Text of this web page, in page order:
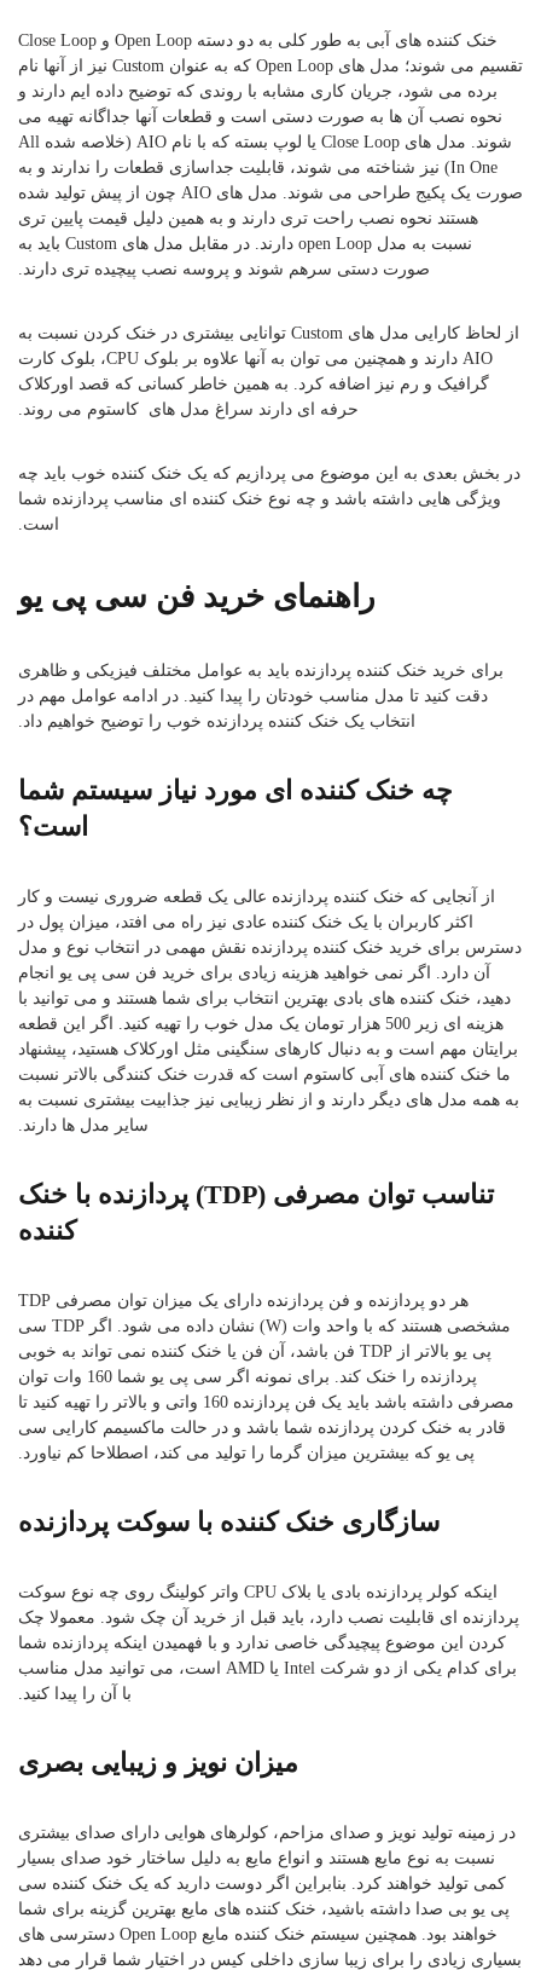
خنک کننده های آبی به طور کلی به دو دسته Open Loop و Close Loop
تقسیم می شوند؛ مدل های Open Loop که به عنوان Custom نیز از آنها نام
برده می شود، جریان کاری مشابه با روندی که توضیح داده ایم دارند و
نحوه نصب آن ها به صورت دستی است و قطعات آنها جداگانه تهیه می
شوند. مدل های Close Loop یا لوپ بسته که با نام AIO (خلاصه شده All
In One) نیز شناخته می شوند، قابلیت جداسازی قطعات را ندارند و به
صورت یک پکیج طراحی می شوند. مدل های AIO چون از پیش تولید شده
هستند نحوه نصب راحت تری دارند و به همین دلیل قیمت پایین تری
نسبت به مدل open Loop دارند. در مقابل مدل های Custom باید به
صورت دستی سرهم شوند و پروسه نصب پیچیده تری دارند.
از لحاظ کارایی مدل های Custom توانایی بیشتری در خنک کردن نسبت به
AIO دارند و همچنین می توان به آنها علاوه بر بلوک CPU، بلوک کارت
گرافیک و رم نیز اضافه کرد. به همین خاطر کسانی که قصد اورکلاک
حرفه ای دارند سراغ مدل های کاستوم می روند.
در بخش بعدی به این موضوع می پردازیم که یک خنک کننده خوب باید چه
ویژگی هایی داشته باشد و چه نوع خنک کننده ای مناسب پردازنده شما
است.
راهنمای خرید فن سی پی یو
برای خرید خنک کننده پردازنده باید به عوامل مختلف فیزیکی و ظاهری
دقت کنید تا مدل مناسب خودتان را پیدا کنید. در ادامه عوامل مهم در
انتخاب یک خنک کننده پردازنده خوب را توضیح خواهیم داد.
چه خنک کننده ای مورد نیاز سیستم شما
است؟
از آنجایی که خنک کننده پردازنده عالی یک قطعه ضروری نیست و کار
اکثر کاربران با یک خنک کننده عادی نیز راه می افتد، میزان پول در
دسترس برای خرید خنک کننده پردازنده نقش مهمی در انتخاب نوع و مدل
آن دارد. اگر نمی خواهید هزینه زیادی برای خرید فن سی پی یو انجام
دهید، خنک کننده های بادی بهترین انتخاب برای شما هستند و می توانید با
هزینه ای زیر 500 هزار تومان یک مدل خوب را تهیه کنید. اگر این قطعه
برایتان مهم است و به دنبال کارهای سنگینی مثل اورکلاک هستید، پیشنهاد
ما خنک کننده های آبی کاستوم است که قدرت خنک کنندگی بالاتر نسبت
به همه مدل های دیگر دارند و از نظر زیبایی نیز جذابیت بیشتری نسبت به
سایر مدل ها دارند.
تناسب توان مصرفی (TDP) پردازنده با خنک
کننده
هر دو پردازنده و فن پردازنده دارای یک میزان توان مصرفی TDP
مشخصی هستند که با واحد وات (W) نشان داده می شود. اگر TDP سی
پی یو بالاتر از TDP فن باشد، آن فن یا خنک کننده نمی تواند به خوبی
پردازنده را خنک کند. برای نمونه اگر سی پی یو شما 160 وات توان
مصرفی داشته باشد باید یک فن پردازنده 160 واتی و بالاتر را تهیه کنید تا
قادر به خنک کردن پردازنده شما باشد و در حالت ماکسیمم کارایی سی
پی یو که بیشترین میزان گرما را تولید می کند، اصطلاحا کم نیاورد.
سازگاری خنک کننده با سوکت پردازنده
اینکه کولر پردازنده بادی یا بلاک CPU واتر کولینگ روی چه نوع سوکت
پردازنده ای قابلیت نصب دارد، باید قبل از خرید آن چک شود. معمولا چک
کردن این موضوع پیچیدگی خاصی ندارد و با فهمیدن اینکه پردازنده شما
برای کدام یکی از دو شرکت Intel یا AMD است، می توانید مدل مناسب
با آن را پیدا کنید.
میزان نویز و زیبایی بصری
در زمینه تولید نویز و صدای مزاحم، کولرهای هوایی دارای صدای بیشتری
نسبت به نوع مایع هستند و انواع مایع به دلیل ساختار خود صدای بسیار
کمی تولید خواهند کرد. بنابراین اگر دوست دارید که یک خنک کننده سی
پی یو بی صدا داشته باشید، خنک کننده های مایع بهترین گزینه برای شما
خواهند بود. همچنین سیستم خنک کننده مایع Open Loop دسترسی های
بسیاری زیادی را برای زیبا سازی داخلی کیس در اختیار شما قرار می دهد